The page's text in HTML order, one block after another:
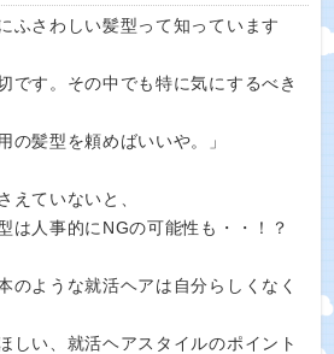
ふさわしい髪型って知っています
です。その中でも特に気にするべき
の髪型を頼めばいいや。」
えていないと、
は人事的にNGの可能性も・・！？
のような就活ヘアは自分らしくなく
しい、就活ヘアスタイルのポイント